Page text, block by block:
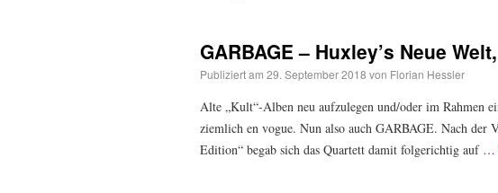
GARBAGE – Huxley’s Neue
Publiziert am 29. September 2018 von Florian Hessler
Alte „Kult“-Alben neu aufzulegen und/oder im Rahmen
ziemlich en vogue. Nun also auch GARBAGE. Nach der
Edition“ begab sich das Quartett damit folgerichtig auf …